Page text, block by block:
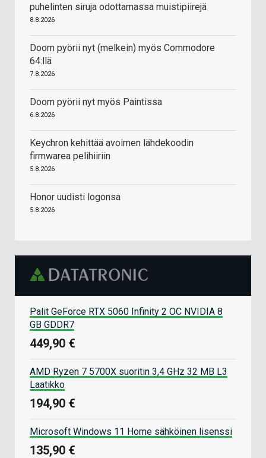
puhelinten siruja odottamassa muistipiirejä
8.8.2026
Doom pyörii nyt (melkein) myös Commodore
64:llä
7.8.2026
Doom pyörii nyt myös Paintissa
6.8.2026
Keychron kehittää avoimen lähdekoodin
firmwarea pelihiiriin
5.8.2026
Honor uudisti logonsa
5.8.2026
Palit GeForce RTX 5060 Infinity 2 OC NVIDIA 8
GB GDDR7
449,90 €
AMD Ryzen 7 5700X suoritin 3,4 GHz 32 MB L3
Laatikko
194,90 €
Microsoft Windows 11 Home sähköinen lisenssi
135,90 €